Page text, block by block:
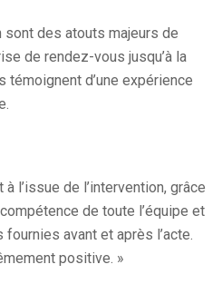
sont des atouts majeurs de
de rendez-vous jusqu’à la
d’une expérience
l’issue de l’intervention, grâce
de toute l’équipe et
avant et après l’acte.
positive. »